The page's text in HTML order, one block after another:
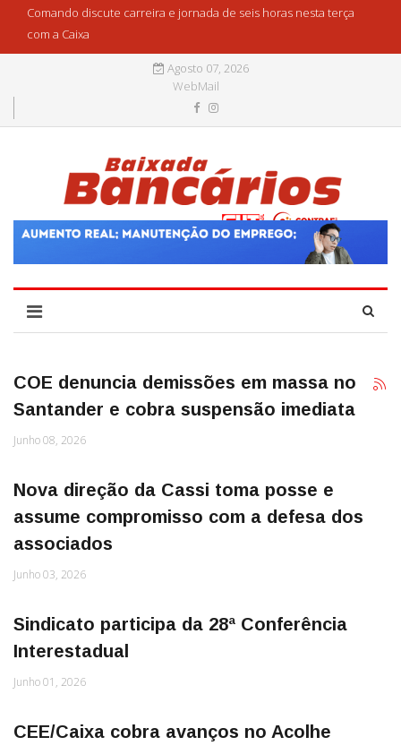
Comando discute carreira e jornada de seis horas nesta terça
com a Caixa
Agosto 07, 2026
WebMail
COE denuncia demissões em massa no
Santander e cobra suspensão imediata
Junho 08, 2026
Nova direção da Cassi toma posse e
assume compromisso com a defesa dos
associados
Junho 03, 2026
Sindicato participa da 28ª Conferência
Interestadual
Junho 01, 2026
CEE/Caixa cobra avanços no Acolhe